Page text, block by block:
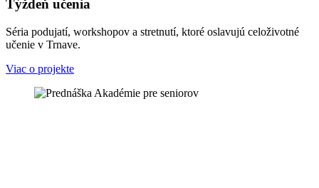
Týždeň učenia
Séria podujatí, workshopov a stretnutí, ktoré oslavujú celoživotné
učenie v Trnave.
Viac o projekte